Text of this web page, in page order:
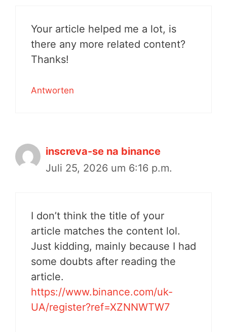
Your article helped me a lot, is
there any more related content?
Thanks!
Antworten
inscreva-se na binance
Juli 25, 2026 um 6:16 p.m.
I don’t think the title of your
article matches the content lol.
Just kidding, mainly because I had
some doubts after reading the
article.
https://www.binance.com/uk-
UA/register?ref=XZNNWTW7